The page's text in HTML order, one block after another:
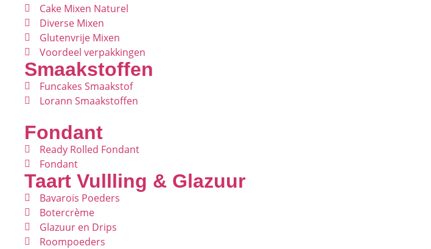
Cake Mixen Naturel
Diverse Mixen
Glutenvrije Mixen
Voordeel verpakkingen
Smaakstoffen
Funcakes Smaakstof
Lorann Smaakstoffen
Fondant
Ready Rolled Fondant
Fondant
Taart Vullling & Glazuur
Bavarois Poeders
Botercrème
Glazuur en Drips
Roompoeders